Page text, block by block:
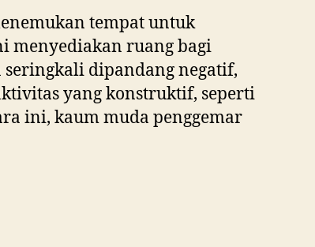
tempat untuk
menyediakan ruang bagi
dipandang negatif,
yang konstruktif, seperti
ini, kaum muda penggemar